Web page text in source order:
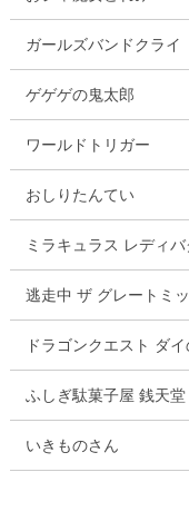
ガールズバンドクライ
ゲゲゲの鬼太郎
ワールドトリガー
おしりたんてい
ミラキュラス レディ
逃走中 ザ グレートミ
ドラゴンクエスト ダ
ふしぎ駄菓子屋 銭天堂
いきものさん